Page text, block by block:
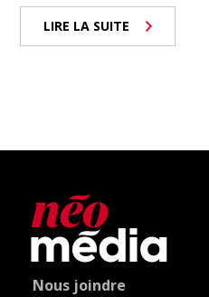
LIRE LA SUITE
Nous joindre